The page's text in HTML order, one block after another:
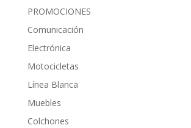
PROMOCIONES
Comunicación
Electrónica
Motocicletas
Línea Blanca
Muebles
Colchones